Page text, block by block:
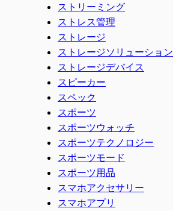
ストリーミング
ストレス管理
ストレージ
ストレージソリューション
ストレージデバイス
スピーカー
スペック
スポーツ
スポーツウォッチ
スポーツテクノロジー
スポーツモード
スポーツ用品
スマホアクセサリー
スマホアプリ